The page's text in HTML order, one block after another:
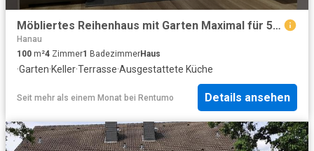
Möbliertes Reihenhaus mit Garten Maximal für 5 Personen Frei ab 01.10.26
Hanau
100 m²4 Zimmer1 BadezimmerHaus
·Garten·Keller·Terrasse·Ausgestattete Küche
Seit mehr als einem Monat bei Rentumo Details ansehen